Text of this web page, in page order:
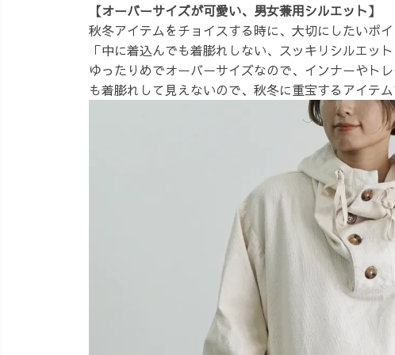
【オーバーサイズが可愛い、男女兼用シルエット】
秋冬アイテムをチョイスする時に、大切にしたいポイ
「中に着込んでも着膨れしない、スッキリシルエット
ゆったりめでオーバーサイズなので、インナーやト
も着膨れして見えないので、秋冬に重宝するアイテム